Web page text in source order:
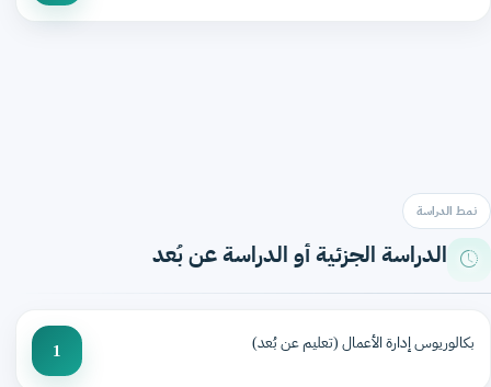
نمط الدراسة
الدراسة الجزئية أو الدراسة عن بُعد
بكالوريوس إدارة الأعمال (تعليم عن بُعد) 1